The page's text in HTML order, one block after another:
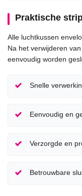
Praktische
Alle luchtkussen
Na het verwijderen
eenvoudig worden
Snelle
Eenvoudig en
Verzorgde en
Betrouwbare